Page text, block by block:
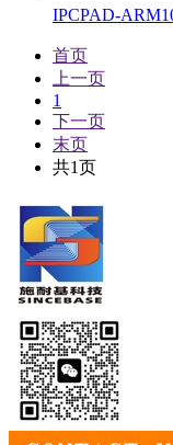
IPCPAD-
首页
上一页
1
下一页
末页
共1页